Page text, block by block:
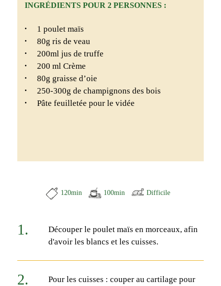
INGRÉDIENTS POUR 2 PERSONNES :
1 poulet maïs
80g ris de veau
200ml jus de truffe
200 ml Crème
80g graisse d’oie
250-300g de champignons des bois
Pâte feuilletée pour le vidée
120min 100min Difficile
Découper le poulet maïs en morceaux, afin
d'avoir les blancs et les cuisses.
Pour les cuisses : couper au cartilage pour